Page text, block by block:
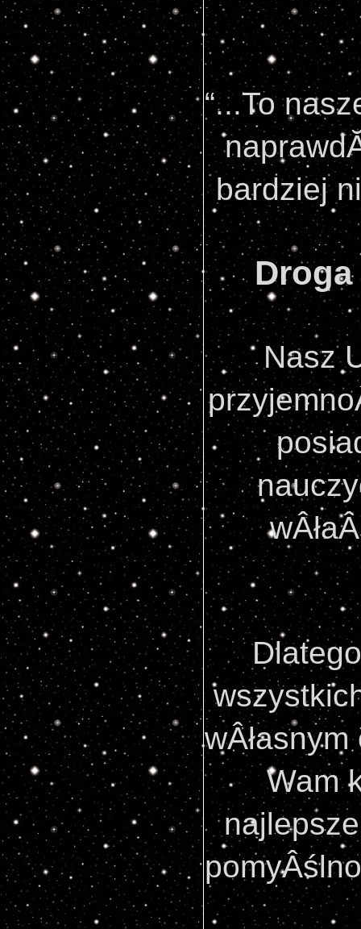
“...To
bardziej
Nasz
wÂłasnym
Wam